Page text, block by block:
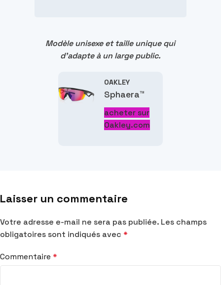
Modèle unisexe et taille unique qui
d'adapte à un large public.
OAKLEY
Sphaera™
acheter sur
Oakley.com
Laisser un commentaire
Votre adresse e-mail ne sera pas publiée. Les champs
obligatoires sont indiqués avec *
Commentaire *